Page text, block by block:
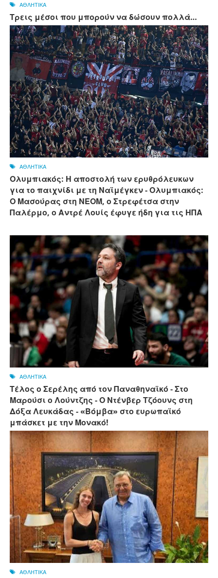
ΑΘΛΗΤΙΚΑ
Τρεις μέσοι που μπορούν να δώσουν πολλά…
ΑΘΛΗΤΙΚΑ
Ολυμπιακός: Η αποστολή των ερυθρόλευκων
για το παιχνίδι με τη Ναϊμέγκεν - Ολυμπιακός:
Ο Μασούρας στη ΝΕΟΜ, ο Στρεφέτσα στην
Παλέρμο, ο Αντρέ Λουίς έφυγε ήδη για τις ΗΠΑ
ΑΘΛΗΤΙΚΑ
Τέλος ο Σερέλης από τον Παναθηναϊκό - Στο
Μαρούσι ο Λούντζης - Ο Ντένβερ Τζόουνς στη
Δόξα Λευκάδας - «Βόμβα» στο ευρωπαϊκό
μπάσκετ με την Μονακό!
ΑΘΛΗΤΙΚΑ